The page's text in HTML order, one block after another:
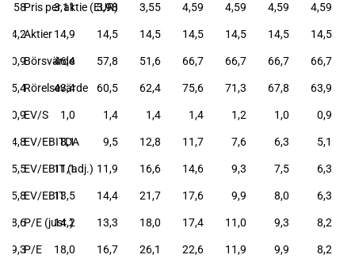
Pris per aktie (EUR)
3,58 3,11 3,98 3,55 4,59 4,59 4,59 4,59
Aktier
14,2 14,9 14,5 14,5 14,5 14,5 14,5 14,5
Börsvärde
50,9 46,4 57,8 51,6 66,7 66,7 66,7 66,7
Rörelsevärde
45,4 43,4 60,5 62,4 75,6 71,3 67,8 63,9
EV/S
0,9 1,0 1,4 1,4 1,4 1,2 1,0 0,9
EV/EBITDA
4,8 8,1 9,5 12,8 11,7 7,6 6,3 5,1
EV/EBIT (adj.)
5,5 11,1 11,9 16,6 14,6 9,3 7,5 6,3
EV/EBIT
5,8 13,5 14,4 21,7 17,6 9,9 8,0 6,3
P/E (just.)
8,6 14,2 13,3 18,0 17,4 11,0 9,3 8,2
P/E
9,3 18,0 16,7 26,1 22,6 11,9 9,9 8,2